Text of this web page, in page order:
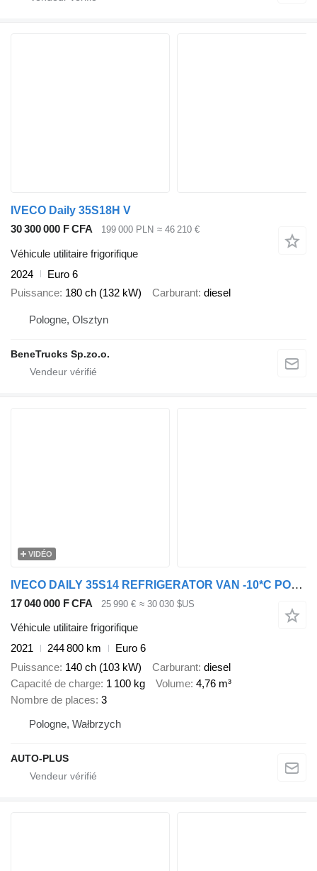
IVECO Daily 35S18H V
30 300 000 F CFA
199 000 PLN ≈ 46 210 €
Véhicule utilitaire frigorifique
2024
Euro 6
Puissance 180 ch (132 kW) Carburant diesel
Pologne, Olsztyn
BeneTrucks Sp.zo.o.
VIDÉO
IVECO DAILY 35S14 REFRIGERATOR VAN -10*C POWER SUPPLY 230V CRUISE CONT
17 040 000 F CFA 25 990 € ≈ 30 030 $US
Véhicule utilitaire frigorifique
2021
244 800 km
Euro 6
Puissance 140 ch (103 kW) Carburant diesel
Capacité de charge 1 100 kg Volume 4,76 m³
Nombre de places 3
Pologne, Wałbrzych
AUTO-PLUS